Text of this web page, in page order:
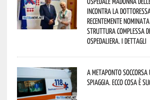
incontra la
recentemente
Struttura Complessa
Ospedaliera. I dettagli
A Metaponto soccorsa
spiaggia. Ecco cosa è